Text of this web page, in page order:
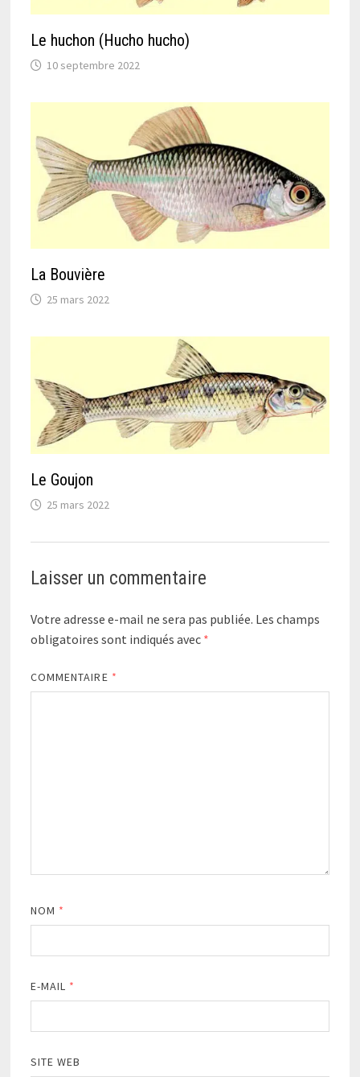
Le huchon (Hucho hucho)
10 septembre 2022
La Bouvière
25 mars 2022
Le Goujon
25 mars 2022
Laisser un commentaire
Votre adresse e-mail ne sera pas publiée. Les champs
obligatoires sont indiqués avec *
COMMENTAIRE *
NOM *
E-MAIL *
SITE WEB